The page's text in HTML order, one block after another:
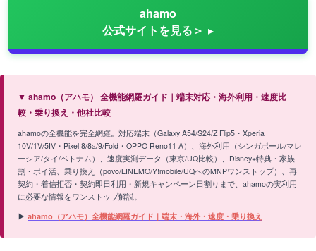
ahamo
公式サイトを見る＞
▼ ahamo（アハモ） 全機能網羅ガイド｜端末対応・海外利用・速度比
較・乗り換え・他社比較
ahamoの全機能を完全網羅。対応端末（Galaxy A54/S24/Z Flip5・Xperia
10V/1V/5IV・Pixel 8/8a/9/Fold・OPPO Reno11 A）、海外利用（シンガポール/マレ
ーシア/タイ/ベトナム）、速度実測データ（東京/UQ比較）、Disney+特典・家族
割・ポイ活、乗り換え（povo/LINEMO/Y!mobile/UQへのMNPワンストップ）、再
契約・着信拒否・契約即日利用・新規キャンペーン日割りまで、ahamoの実利用
に必要な情報をワンストップ解説。
▶ ahamo（アハモ）全機能網羅ガイド｜端末・海外・速度・乗り換え